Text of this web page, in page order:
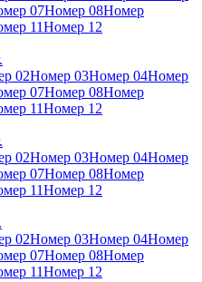
07Номер 08Номер
11Номер 12
02Номер 03Номер 04Номер
07Номер 08Номер
11Номер 12
02Номер 03Номер 04Номер
07Номер 08Номер
11Номер 12
02Номер 03Номер 04Номер
07Номер 08Номер
11Номер 12